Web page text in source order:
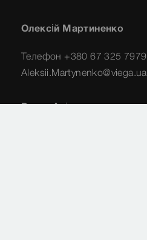
Олексій Мартиненко
Телефон +380 67 325 7979
Aleksii.Martynenko@viega.ua
Ренат Алієв